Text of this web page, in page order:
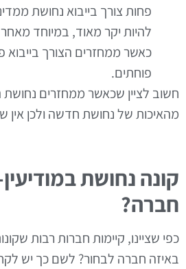
פחות צורך בייבוא נחושת
להיות יקר מאוד, במיוחד
כאשר ממחזרים הצורך בייבוא
פוחתים.
חשוב לציין שכאשר ממחזרים נחושת
מהאיכות של נחושת חדשה ולכן אין
קונה נחושת
חברה?
כפי שציינו, קיימות חברות רבות
באיזה חברה לבחור? לשם כך יש